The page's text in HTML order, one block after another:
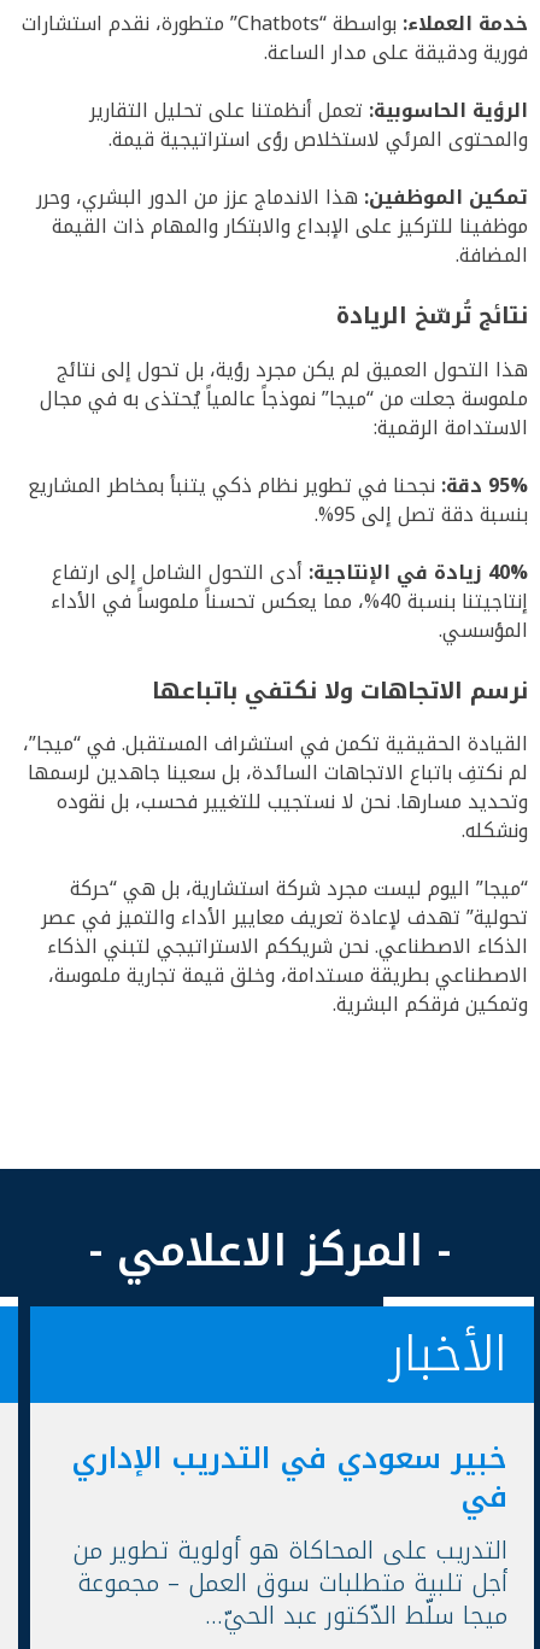
خدمة العملاء:
بواسطة “Chatbots” متطورة، نقدم استشارات
فورية ودقيقة على مدار الساعة.
الرؤية الحاسوبية: تعمل أنظمتنا على تحليل التقارير
والمحتوى المرئي لاستخلاص رؤى استراتيجية قيمة.
تمكين الموظفين: هذا الاندماج عزز من الدور البشري، وحرر
موظفينا للتركيز على الإبداع والابتكار والمهام ذات القيمة
المضافة.
نتائج تُرسّخ الريادة
هذا التحول العميق لم يكن مجرد رؤية، بل تحول إلى نتائج
ملموسة جعلت من “ميجا” نموذجاً عالمياً يُحتذى به في مجال
الاستدامة الرقمية:
95% دقة:
نجحنا في تطوير نظام ذكي يتنبأ بمخاطر المشاريع
بنسبة دقة تصل إلى 95%
.
40% زيادة في الإنتاجية:
أدى التحول الشامل إلى ارتفاع
إنتاجيتنا بنسبة 40%، مما يعكس تحسناً ملموساً في الأداء
المؤسسي.
نرسم الاتجاهات ولا نكتفي باتباعها
القيادة الحقيقية تكمن في استشراف المستقبل.في “ميجا”،
لم نكتفِ باتباع الاتجاهات السائدة، بل سعينا جاهدين لرسمها
وتحديد مسارها.نحن لا نستجيب للتغيير فحسب، بل نقوده
ونشكله.
“ميجا” اليوم ليست مجرد شركة استشارية، بل هي “حركة
تحولية” تهدف لإعادة تعريف معايير الأداء والتميز في عصر
الذكاء الاصطناعي.نحن شريككم الاستراتيجي لتبني الذكاء
الاصطناعي بطريقة مستدامة، وخلق قيمة تجارية ملموسة،
وتمكين فرقكم البشرية.
- المركز الاعلامي -
الأخبار
خبير سعودي في التدريب الإداري
في
التدريب على المحاكاة هو أولوية تطوير من
أجل تلبية متطلبات سوق العمل – مجموعة
ميجا سلّط الدّكتور عبد الحيّ...